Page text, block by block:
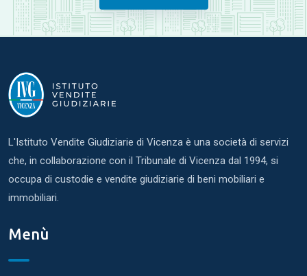
L'Istituto Vendite Giudiziarie di Vicenza è una società di servizi
che, in collaborazione con il Tribunale di Vicenza dal 1994, si
occupa di custodie e vendite giudiziarie di beni mobiliari e
immobiliari.
Menù